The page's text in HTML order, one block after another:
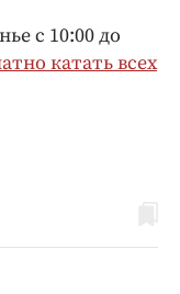
с 10:00 до
катать всех